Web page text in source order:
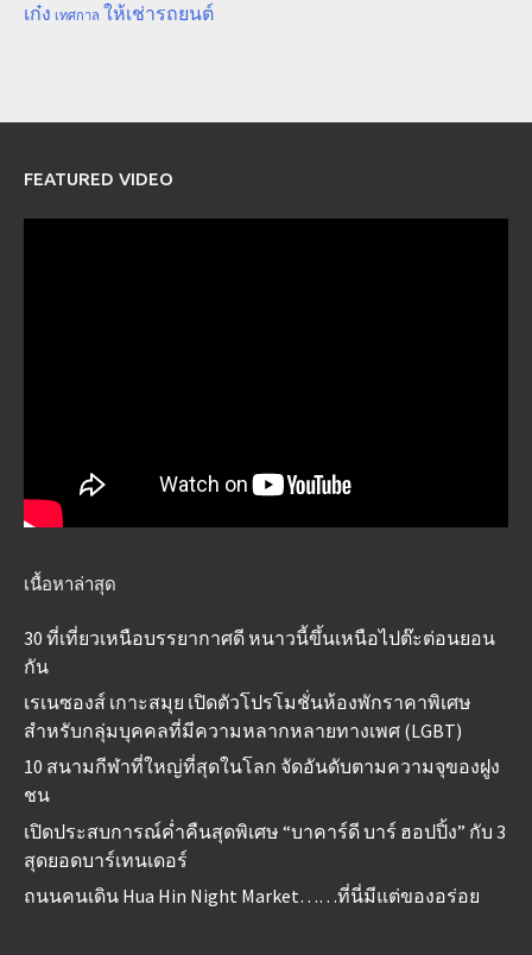
เก๋ง เทศกาล ให้เช่ารถยนต์
FEATURED VIDEO
เนื้อหาล่าสุด
30 ที่เที่ยวเหนือบรรยากาศดี หนาวนี้ขึ้นเหนือไปต๊ะต่อนยอน
กัน
เรเนซองส์ เกาะสมุย เปิดตัวโปรโมชั่นห้องพักราคาพิเศษ
สำหรับกลุ่มบุคคลที่มีความหลากหลายทางเพศ (LGBT)
10 สนามกีฬาที่ใหญ่ที่สุดในโลก จัดอันดับตามความจุของฝูง
ชน
เปิดประสบการณ์ค่ำคืนสุดพิเศษ “บาคาร์ดี บาร์ ฮอปปิ้ง” กับ 3
สุดยอดบาร์เทนเดอร์
ถนนคนเดิน Hua Hin Night Market……ที่นี่มีแต่ของอร่อย